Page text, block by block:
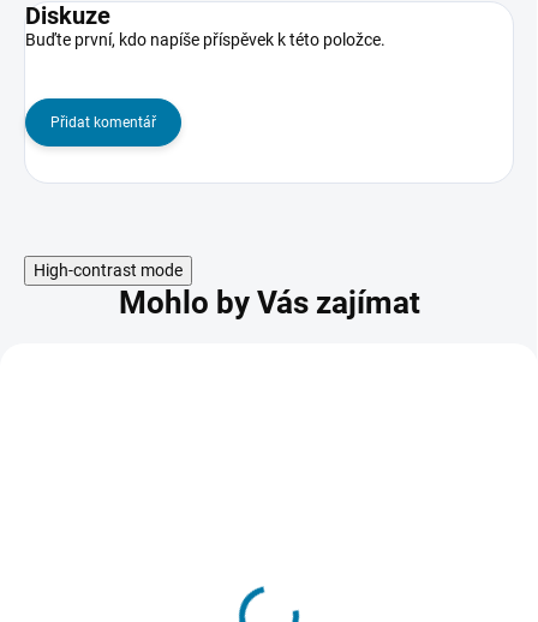
Diskuze
Buďte první, kdo napíše příspěvek k této položce.
Přidat komentář
High-contrast mode
Mohlo by Vás zajímat